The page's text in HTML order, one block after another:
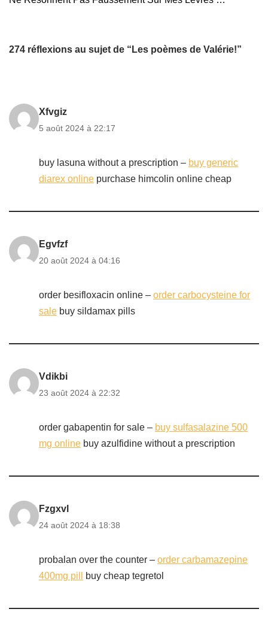
274 réflexions au sujet de “Les poèmes de Valérie!”
Xfvgiz
5 août 2024 à 22:17
buy lasuna without a prescription – buy generic
diarex online purchase himcolin online cheap
Egvfzf
20 août 2024 à 04:16
order besifloxacin online – order carbocysteine for
sale buy sildamax pills
Vdikbi
23 août 2024 à 22:32
order gabapentin for sale – buy sulfasalazine 500
mg online buy azulfidine without a prescription
Fzgxvl
24 août 2024 à 18:38
probalan over the counter – order carbamazepine
400mg pill
buy cheap tegretol